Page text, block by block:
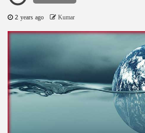
2 years ago Kumar